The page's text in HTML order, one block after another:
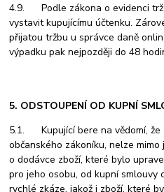
4.9. Podle zákona o evidenci
vystavit kupujícímu účtenku.
přijatou tržbu u správce daně
výpadku pak nejpozději do 48
5. ODSTOUPENÍ OD KUPNÍ
5.1. Kupující bere na vědomí, že
občanského zákoníku, nelze
o dodávce zboží, které bylo
pro jeho osobu, od kupní smlouvy
rychlé zkáze, jakož i zboží, které